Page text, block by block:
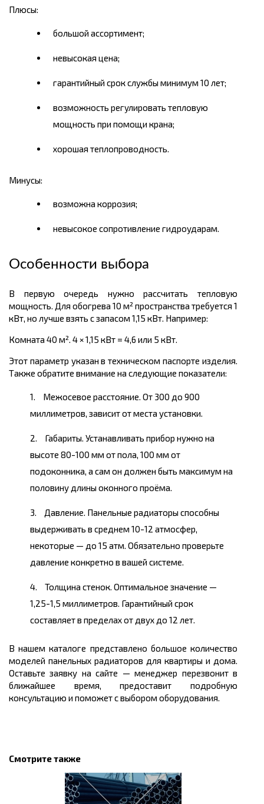
Плюсы:
большой ассортимент;
невысокая цена;
гарантийный срок службы минимум 10 лет;
возможность регулировать тепловую
мощность при помощи крана;
хорошая теплопроводность.
Минусы:
возможна коррозия;
невысокое сопротивление гидроударам.
Особенности выбора
В первую очередь нужно рассчитать тепловую
мощность. Для обогрева 10 м² пространства требуется 1
кВт, но лучше взять с запасом 1,15 кВт. Например:
Комната 40 м². 4 × 1,15 кВт = 4,6 или 5 кВт.
Этот параметр указан в техническом паспорте изделия.
Также обратите внимание на следующие показатели:
Межосевое расстояние. От 300 до 900
миллиметров, зависит от места установки.
Габариты. Устанавливать прибор нужно на
высоте 80-100 мм от пола, 100 мм от
подоконника, а сам он должен быть максимум на
половину длины оконного проёма.
Давление. Панельные радиаторы способны
выдерживать в среднем 10-12 атмосфер,
некоторые — до 15 атм. Обязательно проверьте
давление конкретно в вашей системе.
Толщина стенок. Оптимальное значение —
1,25-1,5 миллиметров. Гарантийный срок
составляет в пределах от двух до 12 лет.
В нашем каталоге представлено большое количество
моделей панельных радиаторов для квартиры и дома.
Оставьте заявку на сайте — менеджер перезвонит в
ближайшее время, предоставит подробную
консультацию и поможет с выбором оборудования.
Смотрите также